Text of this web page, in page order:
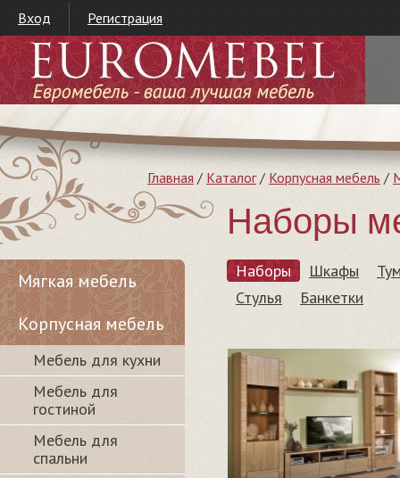
Вход Регистрация
Главная / Каталог/ Корпусная мебель /
Наборы
Наборы Шкафы
Стулья
Банкетки
Мягкая мебель
Корпусная мебель
Мебель для кухни
Мебель для
гостиной
Мебель для
спальни